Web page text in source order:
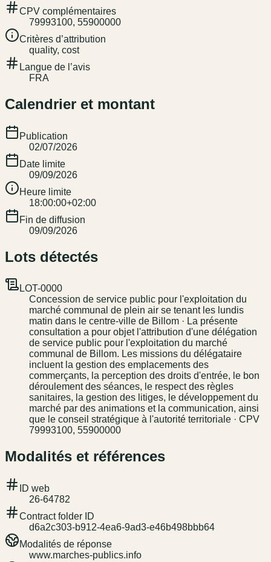
CPV complémentaires
79993100, 55900000
Critères d’attribution
quality, cost
Langue de l’avis
FRA
Calendrier et montant
Publication
02/07/2026
Date limite
09/09/2026
Heure limite
18:00:00+02:00
Fin de diffusion
09/09/2026
Lots détectés
LOT-0000
Concession de service public pour l'exploitation du
marché communal de plein air se tenant les lundis
matin dans le centre-ville de Billom · La présente
consultation a pour objet l'attribution d'une délégation
de service public pour l'exploitation du marché
communal de Billom. Les missions du délégataire
incluent la gestion des emplacements des
commerçants, la perception des droits d'entrée, le bon
déroulement des séances, le respect des règles
sanitaires, la gestion des litiges, le développement du
marché par des animations et la communication, ainsi
que le conseil stratégique à l'autorité territoriale · CPV
79993100, 55900000
Modalités et références
ID web
26-64782
Contract folder ID
d6a2c303-b912-4ea6-9ad3-e46b498bbb64
Modalités de réponse
www.marches-publics.info